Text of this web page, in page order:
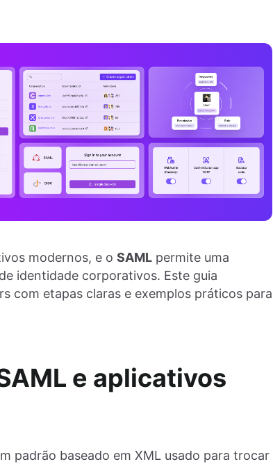
modernos, e o SAML permite uma
identidade corporativos. Este guia
com etapas claras e exemplos práticos para
e aplicativos
padrão baseado em XML usado para trocar